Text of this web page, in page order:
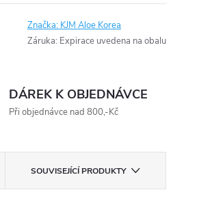
Značka: KJM Aloe Korea
Záruka: Expirace uvedena na obalu
DÁREK K OBJEDNÁVCE
Při objednávce nad 800,-Kč
SOUVISEJÍCÍ PRODUKTY